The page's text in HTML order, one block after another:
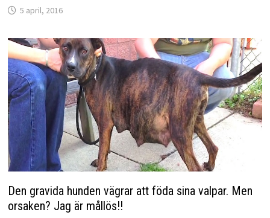
5 april, 2016
Den gravida hunden vägrar att föda sina valpar. Men
orsaken? Jag är mållös!!